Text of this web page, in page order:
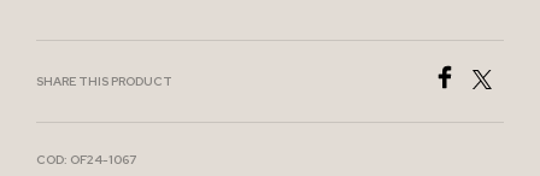
SHARE THIS PRODUCT
COD: OF24-1067